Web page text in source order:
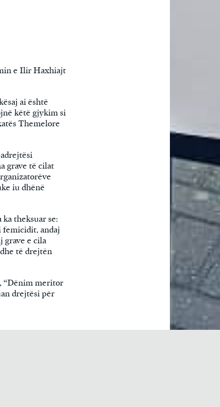
e Ilir Haxhiajt
ai është
këtë gjykim si
Themelore
grave të cilat
iu dhënë
theksuar se:
femicidit, andaj
grave e cila
të drejtën
“Dënim meritor
drejtësi për